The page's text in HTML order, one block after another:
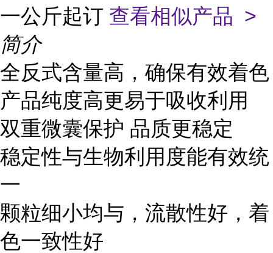
一公斤起订 查看相似产品 >
简介
全反式含量高，确保有效着色
产品纯度高更易于吸收利用
双重微囊保护 品质更稳定
稳定性与生物利用度能有效统
一
颗粒细小均与，流散性好，着
色一致性好